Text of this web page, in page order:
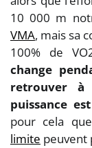
10 000 m
VMA, mais sa
100% de
change
retrouver à
puissance
pour cela
limite peuvent